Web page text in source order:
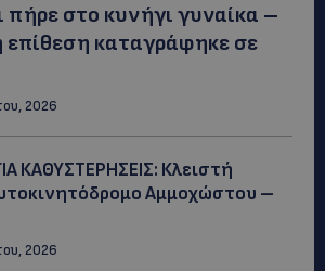
πήρε στο κυνήγι γυναίκα –
καταγράφηκε σε
2026
ΚΑΘΥΣΤΕΡΗΣΕΙΣ: Κλειστή
Αμμοχώστου –
2026